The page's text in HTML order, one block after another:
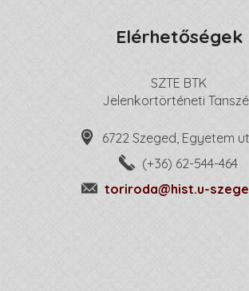
Elérhetőségek
SZTE BTK
Jelenkortörténeti
6722 Szeged, Egyetem
(+36) 62-544-464
toriroda@hist.u-